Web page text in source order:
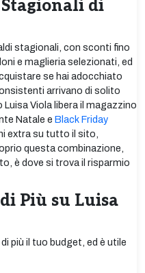
di
stagionali, con sconti fino
e maglieria selezionati, ed
se hai adocchiato
arrivano di solito
Viola libera il magazzino
Natale e Black Friday
extra su tutto il sito,
questa combinazione,
è dove si trova il risparmio
Più su Luisa
più il tuo budget, ed è utile